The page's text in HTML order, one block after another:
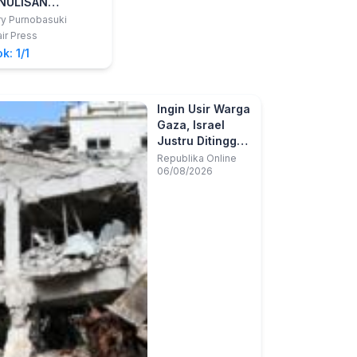
PATEN
Purnobasuki
Press
1/1
Ingin Usir Warga
Gaza, Israel
Justru Ditinggal
Kabur
Seperempat
Republika Online
06/08/2026